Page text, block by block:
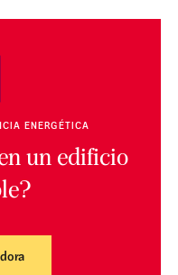
ENERGÉTICA
un edificio